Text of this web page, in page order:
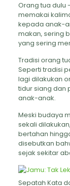
Orang tua dulu
memakai
kepada anak-
makan, sering
yang sering
Tradisi orang
Seperti tradisi
lagi dilakukan
tidur siang dan
anak-anak.
Meski budaya
sekali
bertahan
disebutkan
sejak sekitar
Sepatah Kata